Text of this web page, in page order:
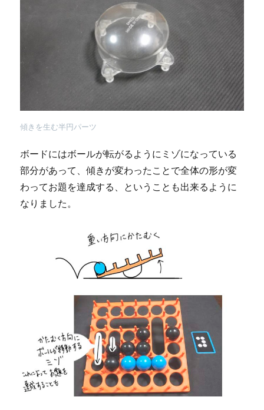
傾きを生む半円パーツ
ボードにはボールが転がるようにミゾになっている
部分があって、傾きが変わったことで全体の形が変
わってお題を達成する、ということも出来るように
なりました。